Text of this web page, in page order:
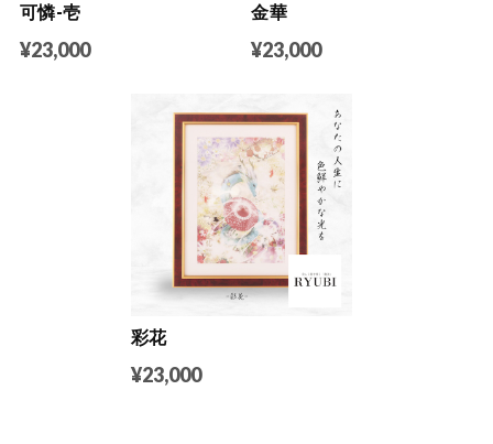
可憐-壱
¥23,000
金華
¥23,000
彩花
¥23,000